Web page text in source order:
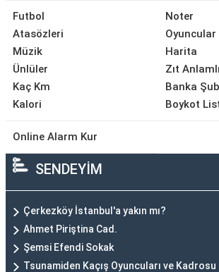
Futbol
Atasözleri
Müzik
Ünlüler
Kaç Km
Kalori
Noter
Oyuncular
Harita
Zıt
Banka
Boykot
Online Alarm Kur
SENDEYİM
Çerkezköy İstanbul'a yakın mı?
Ahmet Piriştina Cad.
Şemsi Efendi Sokak
Tsunamiden Kaçış Oyuncuları ve Kadrosu